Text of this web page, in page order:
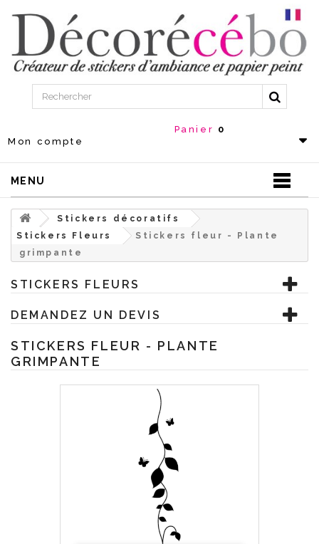
Mon compte
Panier 0
MENU
Stickers décoratifs
Stickers Fleurs
Stickers fleur - Plante
grimpante
STICKERS FLEURS
DEMANDEZ UN DEVIS
STICKERS FLEUR - PLANTE
GRIMPANTE